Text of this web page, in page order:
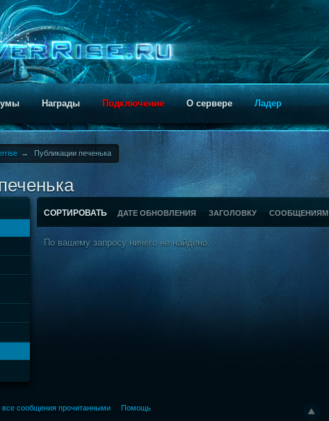
Награды Подключение О сервере Ладер
→ Публикации печенька
СОРТИРОВАТЬ ДАТЕ ОБНОВЛЕНИЯ ЗАГОЛОВКУ СООБЩЕНИЯМ
По вашему запросу ничего не найдено.
все сообщения прочитанными Помощь